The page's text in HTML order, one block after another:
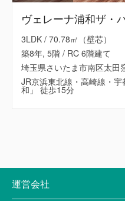
ヴェレーナ浦和ザ・
3LDK / 70.78㎡（壁芯）
築8年, 5階 / RC 6階建て
埼玉県さいたま市南区太田
JR京浜東北線・高崎線・
和」 徒歩15分
運営会社